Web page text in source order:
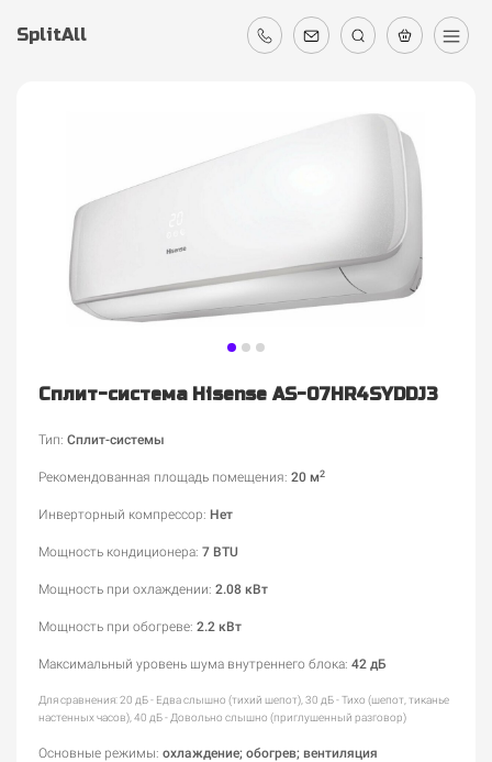
SplitAll
Сплит-система Hisense AS-07HR4SYDDJ3
Тип: Сплит-системы
Рекомендованная площадь помещения: 20 м2
Инверторный компрессор: Нет
Мощность кондиционера: 7 BTU
Мощность при охлаждении: 2.08 кВт
Мощность при обогреве: 2.2 кВт
Максимальный уровень шума внутреннего блока: 42 дБ
Для сравнения: 20 дБ - Едва слышно (тихий шепот), 30 дБ - Тихо (шепот, тиканье
настенных часов), 40 дБ - Довольно слышно (приглушенный разговор)
Основные режимы: охлаждение; обогрев; вентиляция